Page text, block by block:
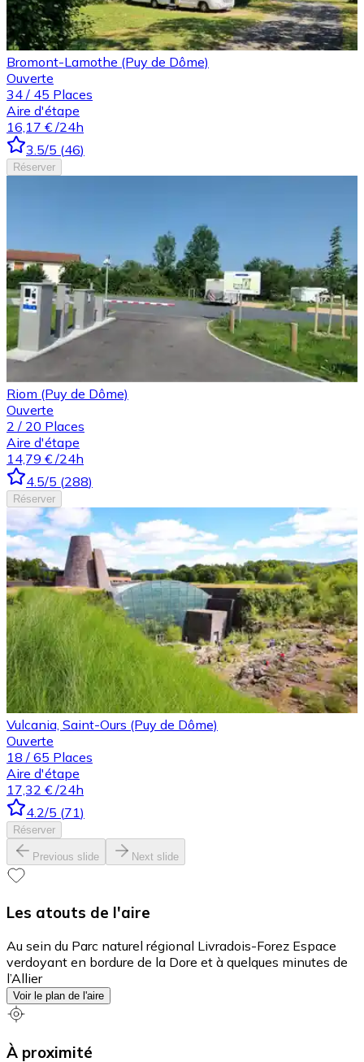
Bromont-Lamothe (Puy de Dôme)
Ouverte
34 / 45 Places
Aire d'étape
16,17 € /24h
3.5/5 (46)
Réserver
Riom (Puy de Dôme)
Ouverte
2 / 20 Places
Aire d'étape
14,79 € /24h
4.5/5 (288)
Réserver
Vulcania, Saint-Ours (Puy de Dôme)
Ouverte
18 / 65 Places
Aire d'étape
17,32 € /24h
4.2/5 (71)
Réserver
Previous slide Next slide
Les atouts de l'aire
Au sein du Parc naturel régional Livradois-Forez Espace
verdoyant en bordure de la Dore et à quelques minutes de
l’Allier
Voir le plan de l'aire
À proximité